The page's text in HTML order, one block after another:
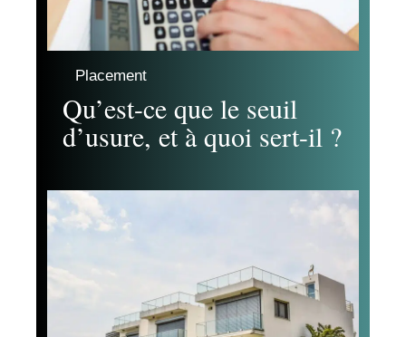
Placement
Qu’est-ce que le seuil
d’usure, et à quoi sert-il ?